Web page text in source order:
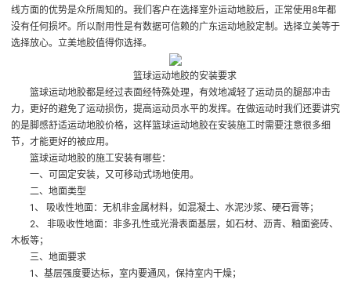
线方面的优势是众所周知的。我们客户在选择室外运动地胶后，正常使用8年都
没有任何损坏。所以耐用性是有数据可信赖的广东运动地胶定制。选择立美等于
选择放心。立美地胶值得你选择。
篮球运动地胶的安装要求
篮球运动地胶都是经过表面经特殊处理，有效地减轻了运动员的腿部冲击
力，更好的避免了运动损伤，提高运动员水平的发挥。在做运动时我们还要讲究
的是脚感舒适运动地胶价格，这样篮球运动地胶在安装施工时需要注意很多细
节，才能更好的被应用。
篮球运动地胶的施工安装有哪些：
一、可固定安装，又可移动式场地使用。
二、地面类型
1、 吸收性地面：无机非金属材料，如混凝土、水泥沙浆、硬石膏等；
2、 非吸收性地面：非多孔性或光滑表面基层，如石材、沥青、釉面瓷砖、
木板等；
三、地面要求
1、基层强度要达标，室内要通风，保持室内干燥；